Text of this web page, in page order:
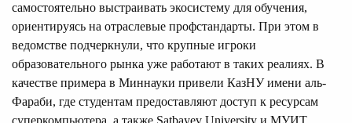
самостоятельно выстраивать экосистему для обучения,
ориентируясь на отраслевые профстандарты. При этом в
ведомстве подчеркнули, что крупные игроки
образовательного рынка уже работают в таких реалиях. В
качестве примера в Миннауки привели КазНУ имени аль-
Фараби, где студентам предоставляют доступ к ресурсам
суперкомпьютера, а также Satbayev University и МУИТ,